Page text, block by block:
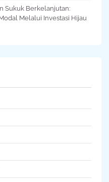
Sukuk Berkelanjutan:
Melalui Investasi Hijau